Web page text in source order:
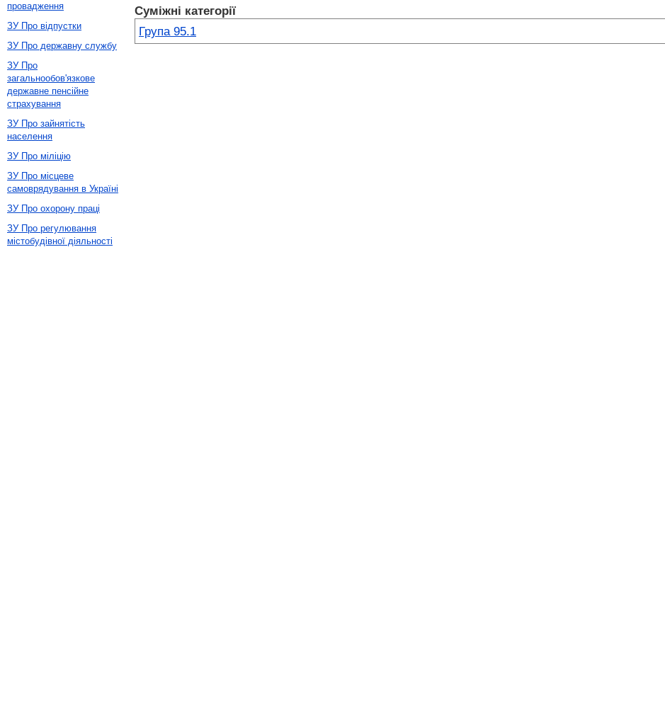
Суміжні категорії
Група 95.1
провадження
ЗУ Про відпустки
ЗУ Про державну службу
ЗУ Про
загальнообов'язкове
державне пенсійне
страхування
ЗУ Про зайнятість
населення
ЗУ Про міліцію
ЗУ Про місцеве
самоврядування в Україні
ЗУ Про охорону праці
ЗУ Про регулювання
містобудівної діяльності